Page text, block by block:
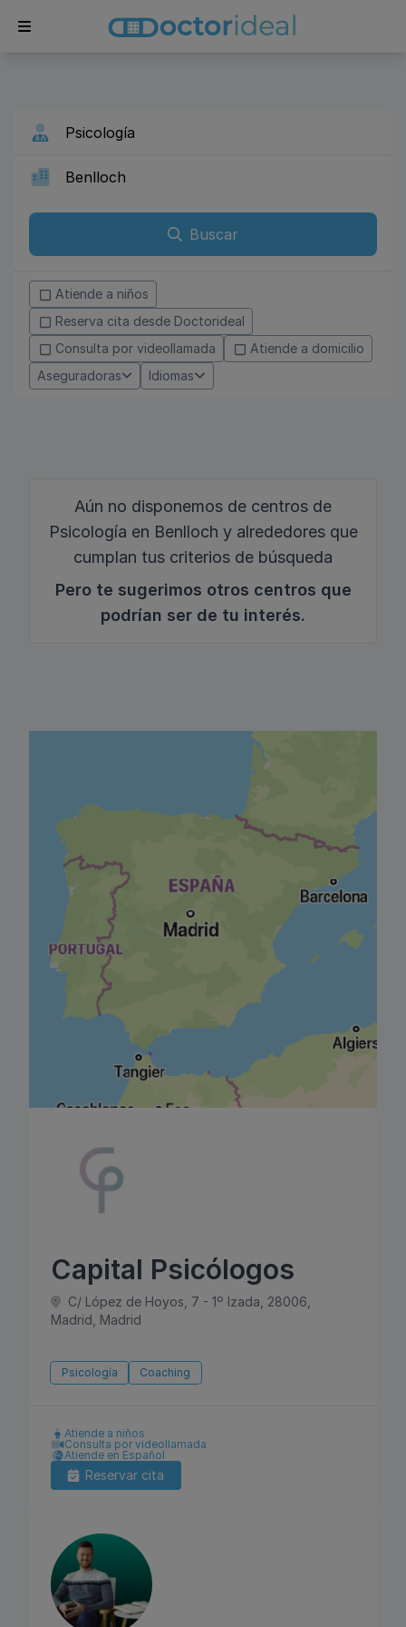
Buscar
Atiende a niños
Reserva cita desde Doctorideal
Consulta por videollamada
Atiende a domicilio
Aseguradoras
Idiomas
Aún no disponemos de centros de
Psicología en Benlloch y alrededores que
cumplan tus criterios de búsqueda
Pero te sugerimos otros centros que
podrían ser de tu interés.
Capital Psicólogos
C/ López de Hoyos, 7 - 1º Izada, 28006,
Madrid, Madrid
Psicología Coaching
Atiende a niños
Consulta por videollamada
Atiende en Español
Reservar cita